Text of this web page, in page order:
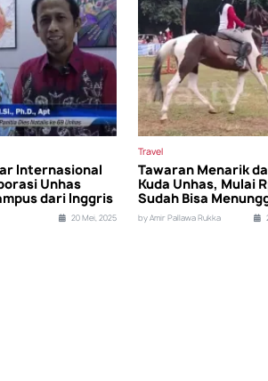
Internasional
Unhas
dari Inggris
20 Mei, 2025
Travel
Tawaran Menarik
Kuda Unhas, Mulai
Sudah Bisa
by Amir Pallawa Rukka